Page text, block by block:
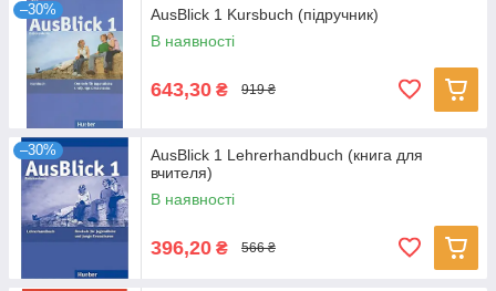
–30%
AusBlick 1 Kursbuch (підручник)
В наявності
643,30 ₴ 919 ₴
–30%
AusBlick 1 Lehrerhandbuch (книга для
вчителя)
В наявності
396,20 ₴ 566 ₴